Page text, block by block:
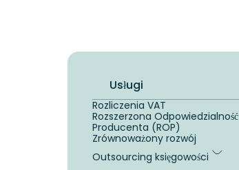
Usługi
Rozliczenia VAT
Rozszerzona Odpowiedzialność
Producenta (ROP)
Zrównoważony rozwój
Outsourcing księgowości